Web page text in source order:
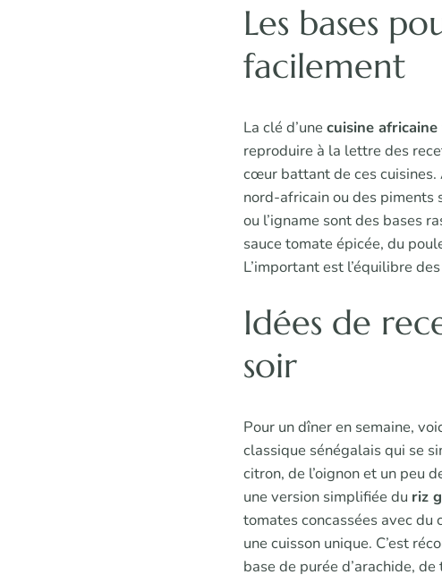
Les bases
facilement
La clé d’une cuisine
reproduire à la lettre des
cœur battant de ces cuisines.
nord-africain ou des piments
ou l’igname sont des bases
sauce tomate épicée, du
L’important est l’équilibre
Idées de
soir
Pour un dîner en semaine,
classique sénégalais qui se
citron, de l’oignon et un peu
une version simplifiée du riz
tomates concassées avec du
une cuisson unique. C’est
base de purée d’arachide,